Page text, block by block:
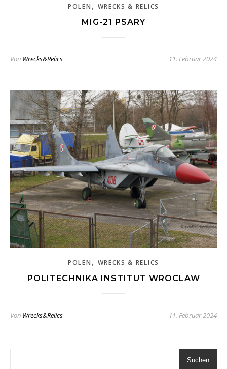
POLEN , WRECKS & RELICS
MIG-21 PSARY
Von Wrecks&Relics 11. Februar 2024
POLEN , WRECKS & RELICS
POLITECHNIKA INSTITUT WROCLAW
Von Wrecks&Relics 11. Februar 2024
Suchen